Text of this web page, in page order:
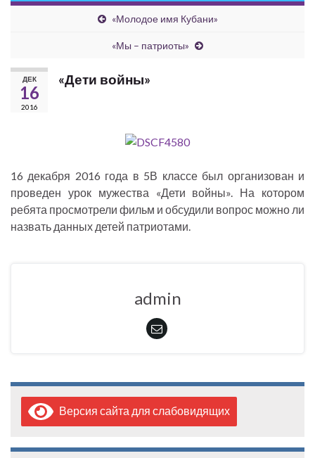
«Молодое имя Кубани»
«Мы – патриоты»
ДЕК
16
2016
«Дети войны»
16 декабря 2016 года в 5В классе был организован и
проведен урок мужества «Дети войны». На котором
ребята просмотрели фильм и обсудили вопрос можно ли
назвать данных детей патриотами.
admin
Версия сайта для слабовидящих